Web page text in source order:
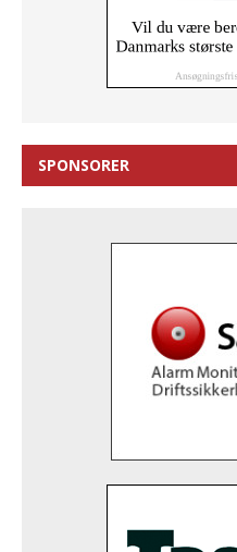
SPONSORER